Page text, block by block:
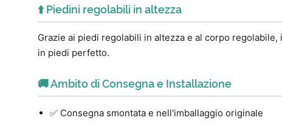
⬆️ Piedini regolabili in altezza
Grazie ai piedi regolabili in altezza e al corpo
in piedi perfetto.
🚚 Ambito di Consegna e Installazione
✅ Consegna smontata e nell'imballaggio originale